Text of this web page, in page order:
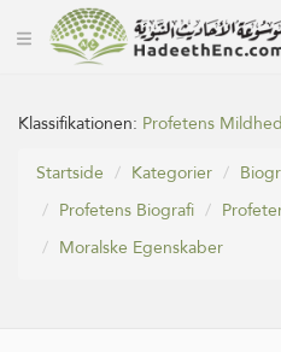
Klassifikationen: Profetens Mildhed
Startside
Kategorier
Profetens Biografi
Moralske Egenskaber